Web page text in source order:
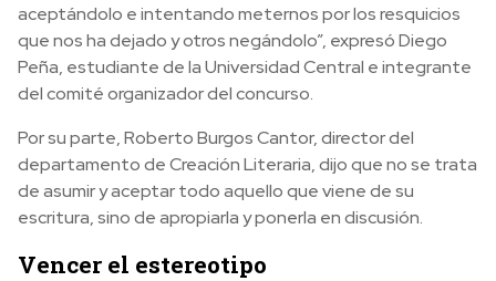
aceptándolo e intentando meternos por los resquicios
que nos ha dejado y otros negándolo”, expresó Diego
Peña, estudiante de la Universidad Central e integrante
del comité organizador del concurso.
Por su parte, Roberto Burgos Cantor, director del
departamento de Creación Literaria, dijo que no se trata
de asumir y aceptar todo aquello que viene de su
escritura, sino de apropiarla y ponerla en discusión.
Vencer el estereotipo